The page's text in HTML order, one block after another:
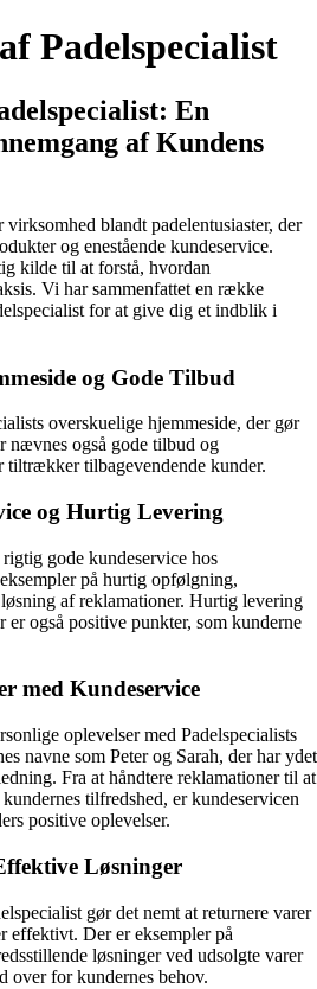
Padelspecialist
En
af Kundens
blandt padelentusiaster, der
og enestående kundeservice.
kilde til at forstå, hvordan
Vi har sammenfattet en række
for at give dig et indblik i
og Gode Tilbud
overskuelige hjemmeside, der gør
nævnes også gode tilbud og
tiltrækker tilbagevendende kunder.
og Hurtig Levering
gode kundeservice hos
på hurtig opfølgning,
af reklamationer. Hurtig levering
også positive punkter, som kunderne
med Kundeservice
oplevelser med Padelspecialists
navne som Peter og Sarah, der har ydet
Fra at håndtere reklamationer til at
tilfredshed, er kundeservicen
positive oplevelser.
Løsninger
gør det nemt at returnere varer
effektivt. Der er eksempler på
løsninger ved udsolgte varer
over for kundernes behov.